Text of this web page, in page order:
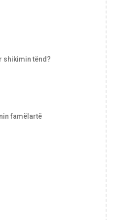
shikimin tënd?
famëlartë